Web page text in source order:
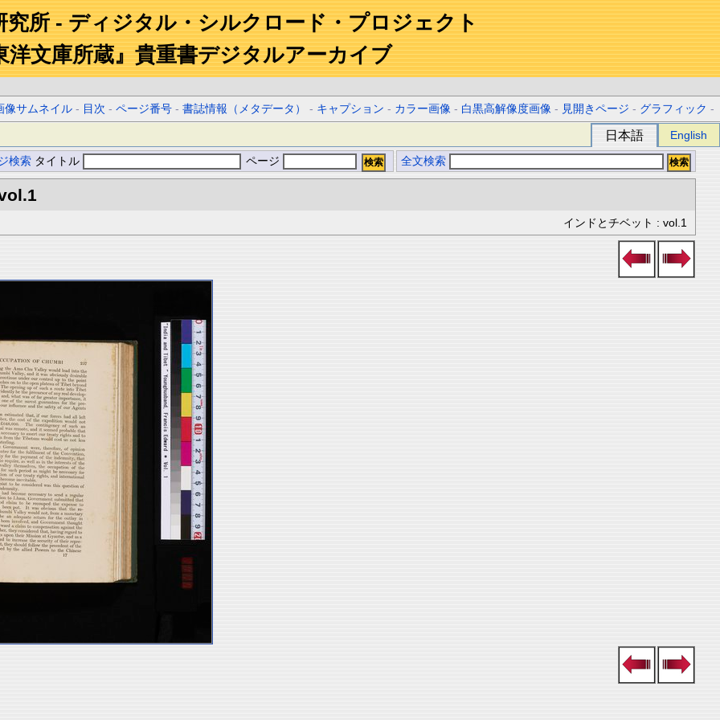
究所 - ディジタル・シルクロード・プロジェクト
洋文庫所蔵』貴重書デジタルアーカイブ
像サムネイル - 目次 -ページ番号 -書誌情報（メタデータ） - キャプション - カラー画像 - 白黒高解像度画像 - 見開きページ - グラフィック -
日本語 English
検索 タイトル ページ 全文検索
インドとチベット : vol.1